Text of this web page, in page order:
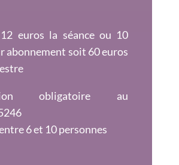
euros la séance ou 10
abonnement soit 60 euros
obligatoire au
6 et 10 personnes